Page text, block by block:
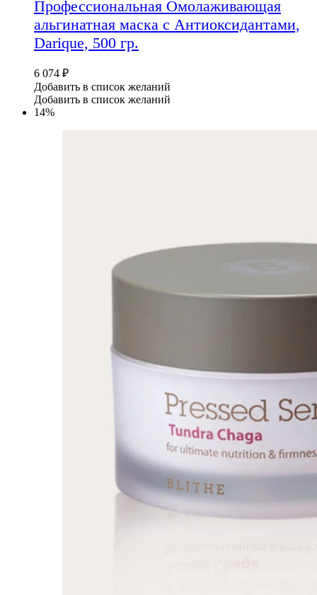
Профессиональная Омолаживающая
альгинатная маска с Антиоксидантами,
Darique, 500 гр.
6 074 ₽
Добавить в список желаний
Добавить в список желаний
14%